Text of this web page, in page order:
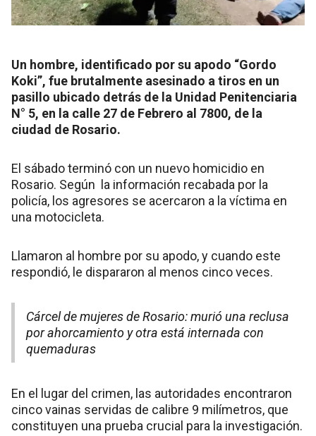
Un hombre, identificado por su apodo “Gordo
Koki”, fue brutalmente asesinado a tiros en un
pasillo ubicado detrás de la Unidad Penitenciaria
N° 5, en la calle 27 de Febrero al 7800, de la
ciudad de Rosario.
El sábado terminó con un nuevo homicidio en
Rosario. Según la información recabada por la
policía, los agresores se acercaron a la víctima en
una motocicleta.
Llamaron al hombre por su apodo, y cuando este
respondió, le dispararon al menos cinco veces.
Cárcel de mujeres de Rosario: murió una reclusa
por ahorcamiento y otra está internada con
quemaduras
En el lugar del crimen, las autoridades encontraron
cinco vainas servidas de calibre 9 milímetros, que
constituyen una prueba crucial para la investigación.